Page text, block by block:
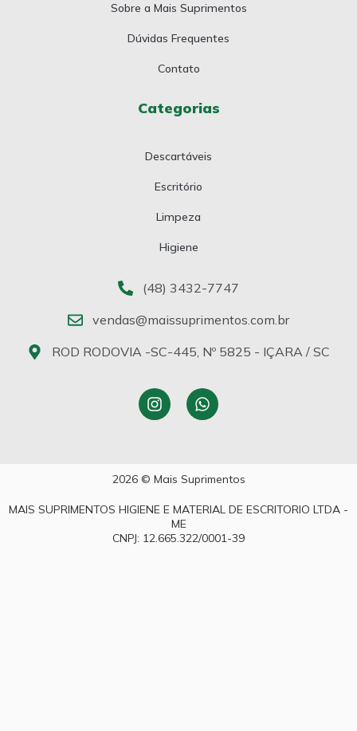
Sobre a Mais Suprimentos
Dúvidas Frequentes
Contato
Categorias
Descartáveis
Escritório
Limpeza
Higiene
(48) 3432-7747
vendas@maissuprimentos.com.br
ROD RODOVIA -SC-445, Nº 5825 - IÇARA / SC
2026 © Mais Suprimentos
MAIS SUPRIMENTOS HIGIENE E MATERIAL DE ESCRITORIO LTDA -
ME
CNPJ: 12.665.322/0001-39